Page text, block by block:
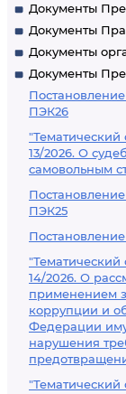
Документы
Документы
Документы
Документы
ПЭК26
13/2026. О
самовольным
ПЭК25
14/2026. О
применением
коррупции и
Федерации
нарушения